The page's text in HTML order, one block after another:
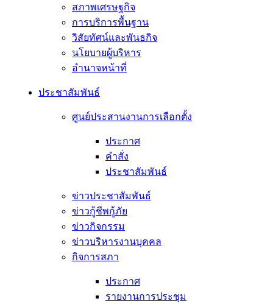
สภาพเศรษฐกิจ
การบริการพื้นฐาน
วิสัยทัศน์และพันธกิจ
นโยบายผู้บริหาร
อํานาจหน้าที่
ประชาสัมพันธ์
ศูนย์ประสานงานการเลือกตั้ง
ประกาศ
คำสั่ง
ประชาสัมพันธ์
ข่าวประชาสัมพันธ์
ข่าวกู้ชีพกู้ภัย
ข่าวกิจกรรม
ข่าวบริหารงานบุคคล
กิจการสภา
ประกาศ
รายงานการประชุม